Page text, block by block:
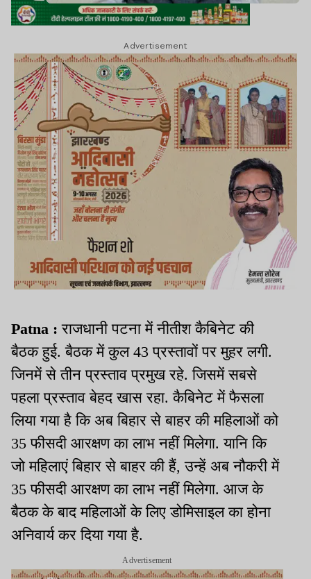
Advertisement
Patna :राजधानी पटना में नीतीश कैबिनेट की
बैठक हुई. बैठक में कुल 43 प्रस्तावों पर मुहर लगी.
जिनमें से तीन प्रस्ताव प्रमुख रहे. जिसमें सबसे
पहला प्रस्ताव बेहद खास रहा. कैबिनेट में फैसला
लिया गया है कि अब बिहार से बाहर की महिलाओं को
35 फीसदी आरक्षण का लाभ नहीं मिलेगा. यानि कि
जो महिलाएं बिहार से बाहर की हैं, उन्हें अब नौकरी में
35 फीसदी आरक्षण का लाभ नहीं मिलेगा. आज के
बैठक के बाद महिलाओं के लिए डोमिसाइल का होना
अनिवार्य कर दिया गया है.
Advertisement